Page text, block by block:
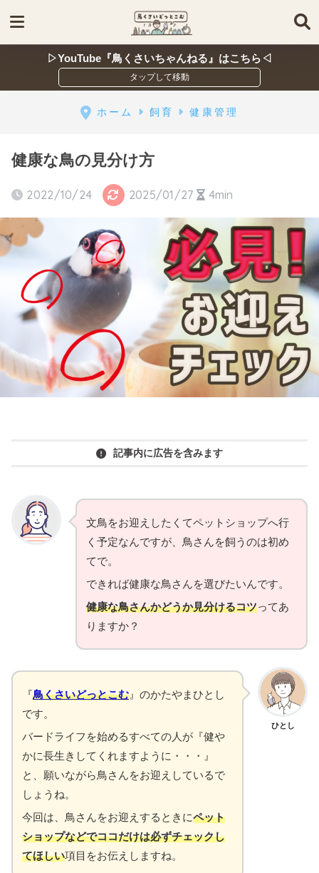
▷YouTube『鳥くさいちゃんねる』はこちら◁
ホーム 飼育 健康管理
健康な鳥の見分け方
2022/10/24 2025/01/27 4min
記事内に広告を含みます
文鳥をお迎えしたくてペットショップへ行
く予定なんですが、鳥さんを飼うのは初め
てで。
できれば健康な鳥さんを選びたいんです。
健康な鳥さんかどうか見分けるコツってあ
りますか？
ひとし
『鳥くさいどっとこむ』のかたやまひとし
です。
バードライフを始めるすべての人が『健や
かに長生きしてくれますように・・・』
と、願いながら鳥さんをお迎えしているで
しょうね。
今回は、鳥さんをお迎えするときにペット
ショップなどでココだけは必ずチェックし
てほしい項目をお伝えしますね。